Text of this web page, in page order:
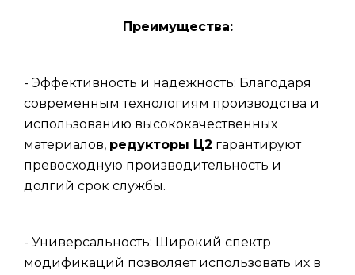
Преимущества:
- Эффективность и надежность: Благодаря
современным технологиям производства и
использованию высококачественных
материалов, редукторы Ц2 гарантируют
превосходную производительность и
долгий срок службы.
- Универсальность: Широкий спектр
модификаций позволяет использовать их в